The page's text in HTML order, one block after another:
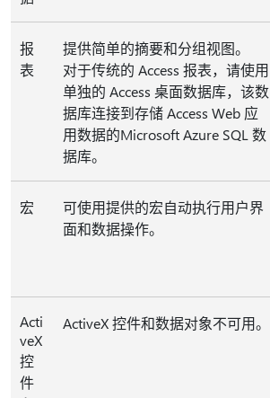
报
表
提供简单的摘要和分组视图。
对于传统的 Access 报表，请使用
单独的 Access 桌面数据库，该数
据库连接到存储 Access Web 应
用数据的Microsoft Azure SQL 数
据库。
宏
可使用提供的宏自动执行用户界
面和数据操作。
Acti
veX
控
件
ActiveX 控件和数据对象不可用。